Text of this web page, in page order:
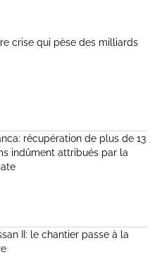
crise qui pèse des milliards
récupération de plus de 13
indûment attribués par la
II: le chantier passe à la